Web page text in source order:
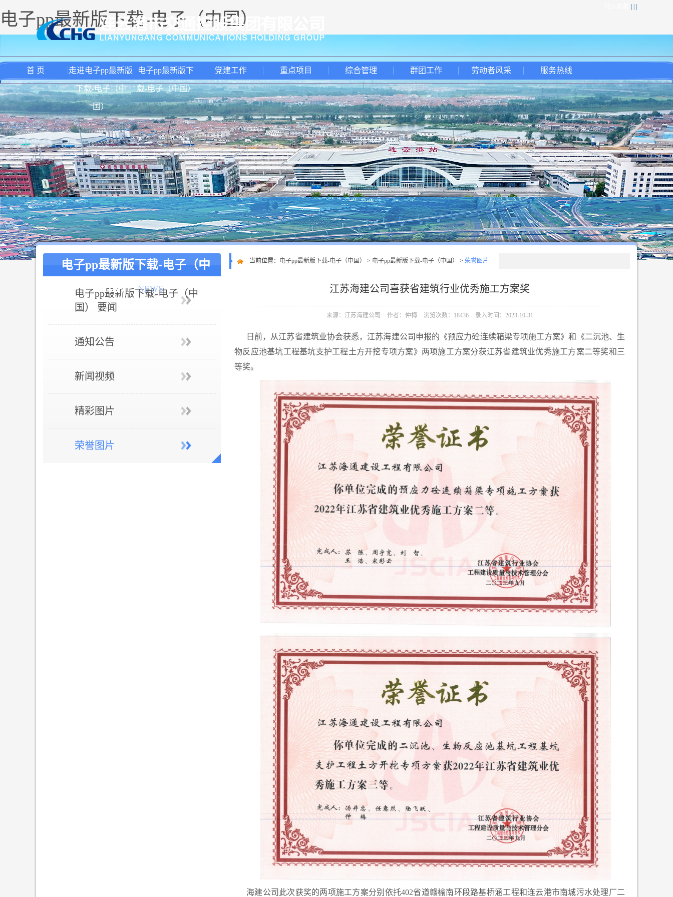
电子pp最新版下载-电子（中国）
首 页 走进电子pp最新版
下载-电子（中
国）
电子pp最新版下
载-电子（中国）
党建工作 重点项目 综合管理 群团工作 劳动者风采 服务热线
电子pp最新版下载-电子（中
国） NEWS
电子pp最新版下载-电子（中
国） 要闻
通知公告
新闻视频
精彩图片
荣誉图片
当前位置： 电子pp最新版下载-电子（中国） > 电子pp最新版下载-电子（中国） > 荣誉图片
江苏海建公司喜获省建筑行业优秀施工方案奖
来源：江苏海建公司 作者：仲梅 浏览次数：18436 录入时间：2023-10-31
日前，从江苏省建筑业协会获悉，江苏海建公司申报的《预应力砼连续箱梁专项施工方案》和《二沉池、生
物反应池基坑工程基坑支护工程土方开挖专项方案》两项施工方案分获江苏省建筑业优秀施工方案二等奖和三
等奖。
海建公司此次获奖的两项施工方案分别依托402省道赣榆南环段路基桥涵工程和连云港市南城污水处理厂二